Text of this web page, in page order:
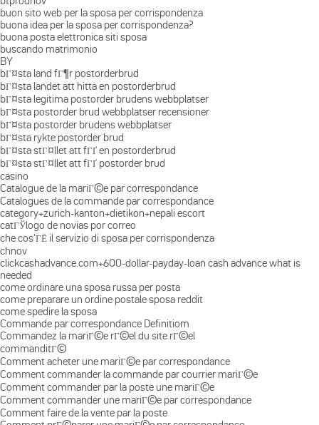
buon sito web per la sposa per corrispondenza
buona idea per la sposa per corrispondenza?
buona posta elettronica siti sposa
buscando matrimonio
BY
bГ¤sta land fГ¶r postorderbrud
bГ¤sta landet att hitta en postorderbrud
bГ¤sta legitima postorder brudens webbplatser
bГ¤sta postorder brud webbplatser recensioner
bГ¤sta postorder brudens webbplatser
bГ¤sta rykte postorder brud
bГ¤sta stГ¤llet att fГҐ en postorderbrud
bГ¤sta stГ¤llet att fГҐ postorder brud
casino
Catalogue de la mariГ©e par correspondance
Catalogues de la commande par correspondance
category+zurich-kanton+dietikon+nepali escort
catГЎlogo de novias por correo
che cos'ГЁ il servizio di sposa per corrispondenza
chnov
clickcashadvance.com+600-dollar-payday-loan cash advance what is
needed
come ordinare una sposa russa per posta
come preparare un ordine postale sposa reddit
come spedire la sposa
Commande par correspondance Definitiom
Commandez la mariГ©e rГ©el du site rГ©el
commanditГ©
Comment acheter une mariГ©e par correspondance
Comment commander la commande par courrier mariГ©e
Comment commander par la poste une mariГ©e
Comment commander une mariГ©e par correspondance
Comment faire de la vente par la poste